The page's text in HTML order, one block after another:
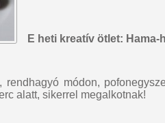
E heti kreatív ötlet:
rendhagyó módon,
alatt, sikerrel megalkotnak!